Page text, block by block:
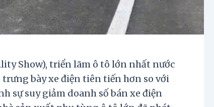
Show), triển lãm ô tô lớn nhất nước
bày xe điện tiên tiến hơn so với
sự suy giảm doanh số bán xe điện